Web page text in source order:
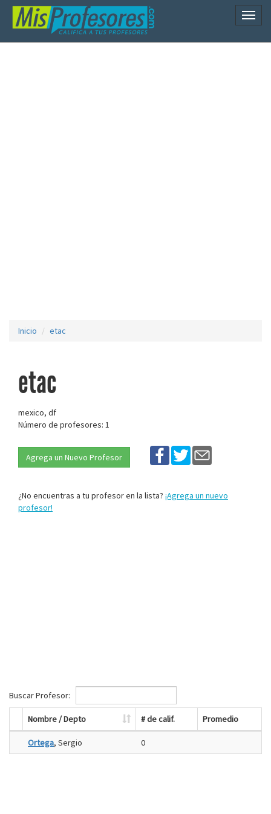
Inicio etac
etac
mexico, df
Número de profesores: 1
Agrega un Nuevo Profesor
¿No encuentras a tu profesor en la lista? ¡Agrega un nuevo
profesor!
Buscar Profesor:
Nombre / Depto # de calif. Promedio
Ortega, Sergio 0